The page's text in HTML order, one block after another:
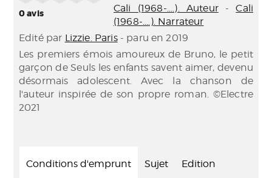
0avis Cali (1968-....). Auteur-Cali
(1968-....). Narrateur
Edité par Lizzie. Paris- paru en 2019
Les premiers émois amoureux de Bruno, le petit
garçon de Seuls les enfants savent aimer, devenu
désormais adolescent. Avec la chanson de
l'auteur inspirée de son propre roman. ©Electre
2021
Conditions d'emprunt Sujet Edition